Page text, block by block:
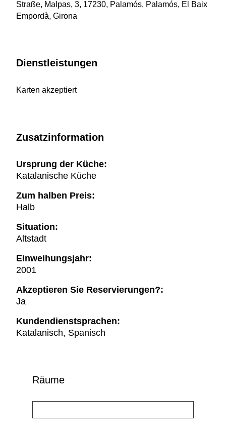
Straße, Malpas, 3, 17230, Palamós, Palamós, El Baix
Empordà, Girona
Dienstleistungen
Karten akzeptiert
Zusatzinformation
Ursprung der Küche:
Katalanische Küche
Zum halben Preis:
Halb
Situation:
Altstadt
Einweihungsjahr:
2001
Akzeptieren Sie Reservierungen?:
Ja
Kundendienstsprachen:
Katalanisch, Spanisch
Räume